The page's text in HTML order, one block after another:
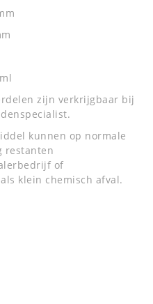
zijn verkrijgbaar bij
kunnen op normale
restanten
of
klein chemisch afval.